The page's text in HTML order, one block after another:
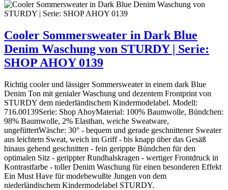
Cooler Sommersweater in Dark Blue
Denim Waschung von STURDY | Serie:
SHOP AHOY 0139
Richtig cooler und lässiger Sommersweater in einem dark Blue
Denim Ton mit genialer Waschung und dezentem Frontprint von
STURDY dem niederländischem Kindermodelabel. Modell:
716.00139Serie: Shop AhoyMaterial: 100% Baumwolle, Bündchen:
98% Baumwolle, 2% Elasthan, weiche Sweatware,
ungefüttertWäsche: 30° - bequem und gerade geschnittener Sweater
aus leichtem Sweat, weich im Griff - bis knapp über das Gesäß
hinaus gehend geschnitten - fein gerippte Bündchen für den
optimalen Sitz - gerippter Rundhalskragen - wertiger Frontdruck in
Kontrastfarbe - toller Denim Waschung für einen besonderen Effekt
Ein Must Have für modebewußte Jungen von dem
niederländischem Kindermodelabel STURDY.